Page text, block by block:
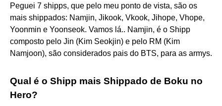
Peguei 7 shipps, que pelo meu ponto de vista, são os
mais shippados: Namjin, Jikook, Vkook, Jihope, Vhope,
Yoonmin e Yoonseok. Vamos lá.. Namjin, é o Shipp
composto pelo Jin (Kim Seokjin) e pelo RM (Kim
Namjoon), são considerados pais do BTS, para as armys.
Qual é o Shipp mais Shippado de Boku no
Hero?